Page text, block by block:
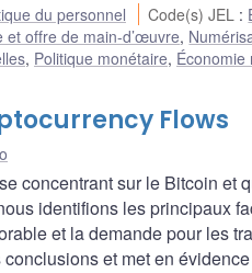
du personnel Code(s) JEL :
et offre de main-d’œuvre,
, Politique monétaire, Économie
Flows
concentrant sur le Bitcoin et
identifions les principaux
et la demande pour les
et met en